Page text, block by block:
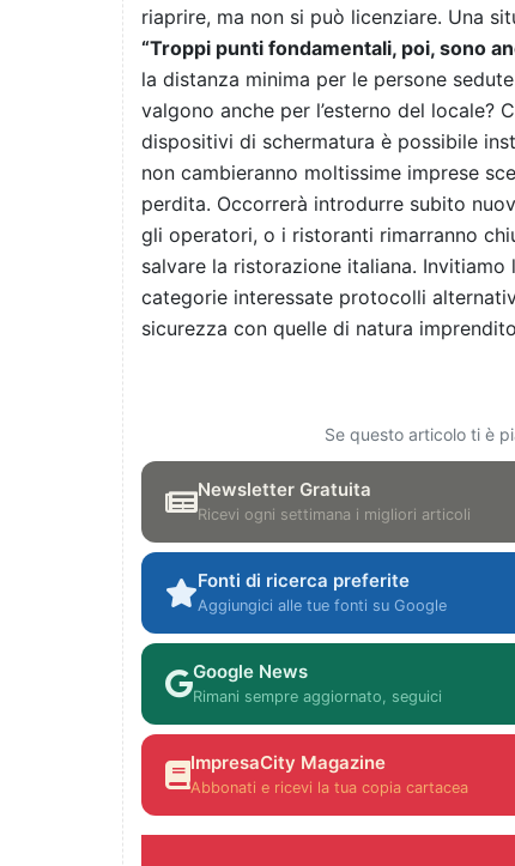
riaprire, ma non si può licenziare. Una
“Troppi punti fondamentali, poi, sono
la distanza minima per le persone
valgono anche per l’esterno del locale?
dispositivi di schermatura è possibile
non cambieranno moltissime imprese
perdita. Occorrerà introdurre subito
gli operatori, o i ristoranti rimarranno
salvare la ristorazione italiana.
categorie interessate protocolli
sicurezza con quelle di natura
Se questo articolo ti è
Newsletter Gratuita
Ricevi ogni settimana i migliori articoli
Fonti di ricerca preferite
Aggiungici alle tue fonti su Google
Google News
Rimani sempre aggiornato, seguici
ImpresaCity Magazine
Abbonati e ricevi la tua copia cartacea